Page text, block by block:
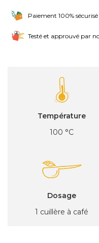
Paiement 100% sécurisé
Testé et approuvé par
Température
100 °C
Dosage
1 cuillère à café